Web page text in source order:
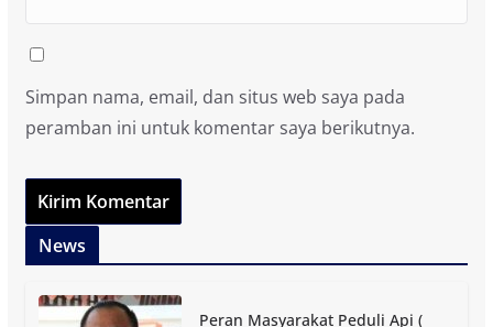
Simpan nama, email, dan situs web saya pada
peramban ini untuk komentar saya berikutnya.
News
Peran Masyarakat Peduli Api (